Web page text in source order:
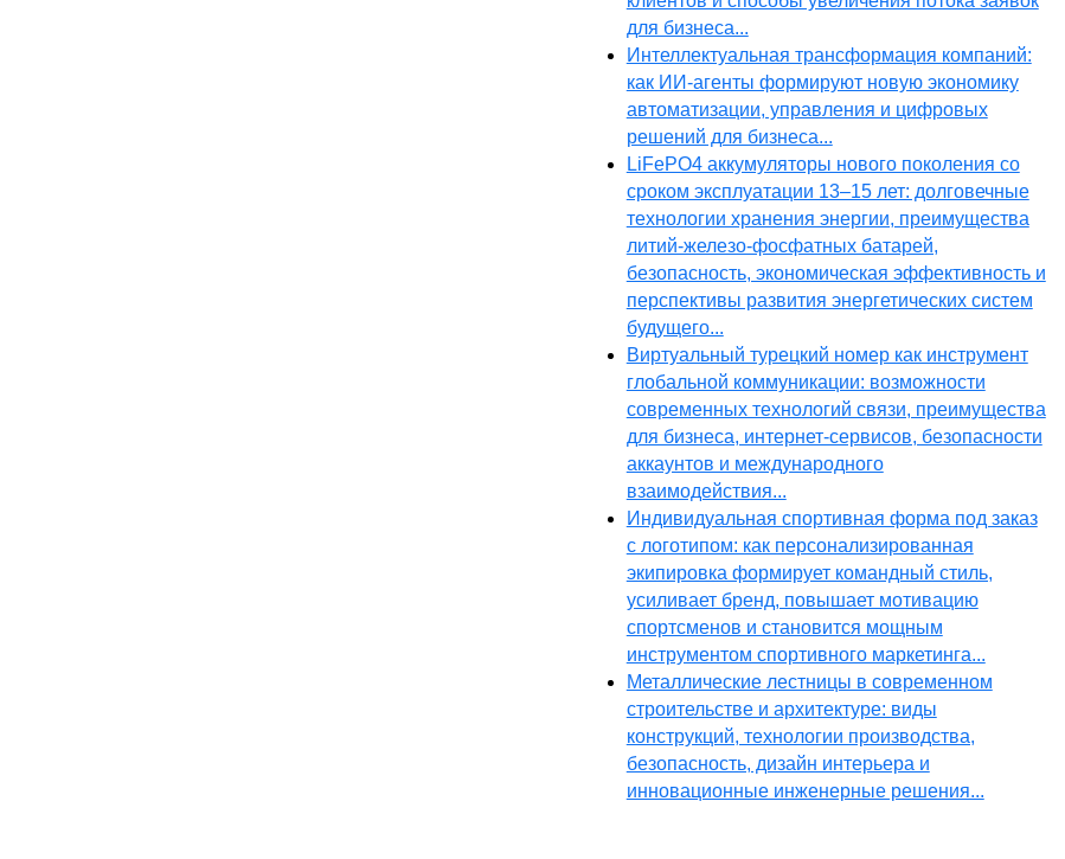
для бизнеса...
Интеллектуальная трансформация компаний:
как ИИ-агенты формируют новую экономику
автоматизации, управления и цифровых
решений для бизнеса...
LiFePO4 аккумуляторы нового поколения со
сроком эксплуатации 13–15 лет: долговечные
технологии хранения энергии, преимущества
литий-железо-фосфатных батарей,
безопасность, экономическая эффективность и
перспективы развития энергетических систем
будущего...
Виртуальный турецкий номер как инструмент
глобальной коммуникации: возможности
современных технологий связи, преимущества
для бизнеса, интернет-сервисов, безопасности
аккаунтов и международного
взаимодействия...
Индивидуальная спортивная форма под заказ
с логотипом: как персонализированная
экипировка формирует командный стиль,
усиливает бренд, повышает мотивацию
спортсменов и становится мощным
инструментом спортивного маркетинга...
Металлические лестницы в современном
строительстве и архитектуре: виды
конструкций, технологии производства,
безопасность, дизайн интерьера и
инновационные инженерные решения...